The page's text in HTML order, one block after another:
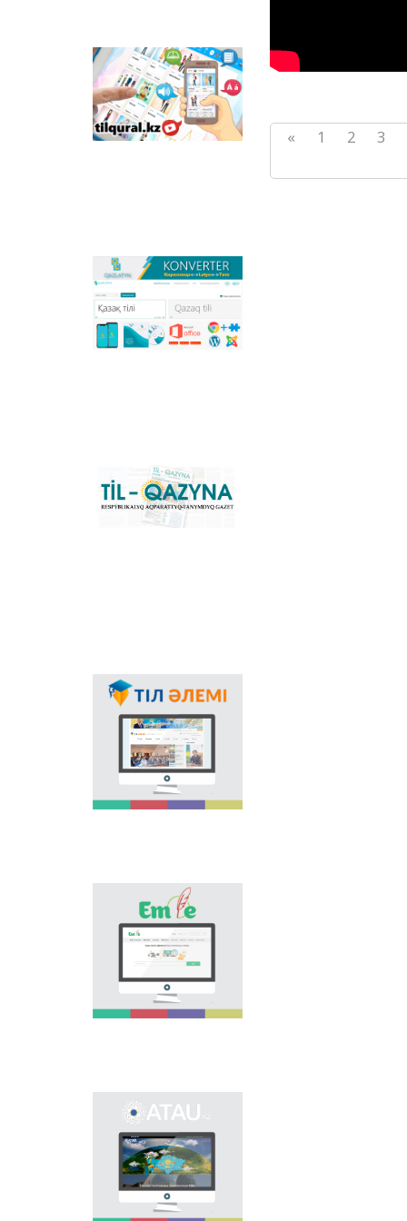
Tilqural.kz –
memlekettіk tіldі
deñgeylep үyrenuge
arnalğan veb-servis.
Saytta A1 deñgeyі
Qazlatyn.kz –
mâtіnderdі kirilden
latınğa žâne töte
žazuğa onlayn tүrde
sâykestendіretіn
bağdarlamasınıñ
Windows-qa arnalğan
offline-nûsqasın, MS
Office paketіne
«Til-Qazyna»
respublikalıq
aqparattıq-tanımdıq
Memlekettіk tіldіñ
qoldanıs aяsınıñ
keñeюіnde ğalamtor
arqılı tіldі
nasihattaudıñ mañızı
asa zor. Elіmіzdegі osı
bağıttağı alğašqı žoba -
"Tіl âlemі" portalı
nasihattauğa žâne
tanıstıruğa үlesіn
qosadı.
«Emle.kz» эlektrondıq
bazası qazaq tіlіnіñ
orfografiяsına
arnalğan. Bûl bazada
qazaq tіlіnіñ
qoldanıstağı bekіtіlgen
orfografiяlıq sözdіgі,
orfografiяlıq ereželer,
Onomastikalıq
эlektrondıq bazanı
ašudıñ negіzgі maqsatı
- elіmіzdіñ
öñіrlerіndegі köše,
eldіmeken,
mekemeler men tүrlі
« 1 2 3